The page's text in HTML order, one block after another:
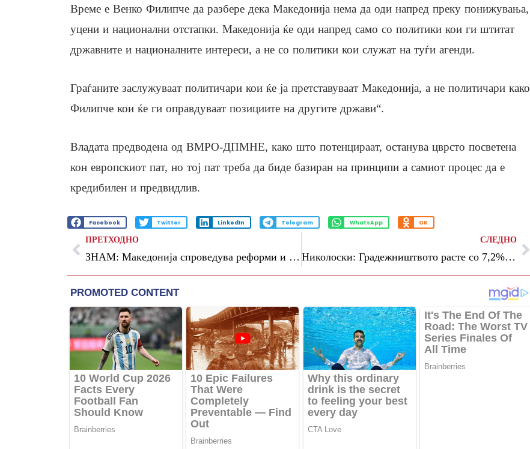
Време е Венко Филипче да разбере дека Македонија нема да оди напред преку понижувања,
уцени и национални отстапки. Македонија ќе оди напред само со политики кои ги штитат
државните и националните интереси, а не со политики кои служат на туѓи агенди.
Граѓаните заслужуваат политичари кои ќе ја претставуваат Македонија, а не политичари како
Филипче кои ќе ги оправдуваат позициите на другите држави“.
Владата предводена од ВМРО-ДПМНЕ, како што потенцираат, останува цврсто посветена
кон европскиот пат, но тој пат треба да биде базиран на принципи а самиот процес да е
кредибилен и предвидлив.
Facebook Twitter LinkedIn Telegram WhatsApp OK
ПРЕТХОДНО
ЗНАМ: Македонија спроведува реформи и испорачува резултати, но заштитата на националното достоинство е нашата црвена линија
СЛЕДНО
Николоски: Градежништвото расте со 7,2%, а градбата на патиштата и железницата со 20% во првото тромесечје на 2026